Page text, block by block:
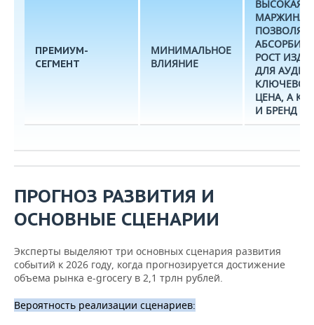
ПРЕМИУМ-
СЕГМЕНТ
МИНИМАЛЬНОЕ
ВЛИЯНИЕ
ВЫСОКАЯ
ПОЗВОЛЯЕТ
РОСТ
ДЛЯ
КЛЮЧЕВОЕ
ЦЕНА, А
И БРЕНД
ПРОГНОЗ РАЗВИТИЯ И
ОСНОВНЫЕ СЦЕНАРИИ
Эксперты выделяют три основных сценария развития
событий к 2026 году, когда прогнозируется достижение
объема рынка e-grocery в 2,1 трлн рублей.
Вероятность реализации сценариев: